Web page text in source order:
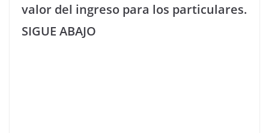
valor del ingreso para los particulares.
SIGUE ABAJO